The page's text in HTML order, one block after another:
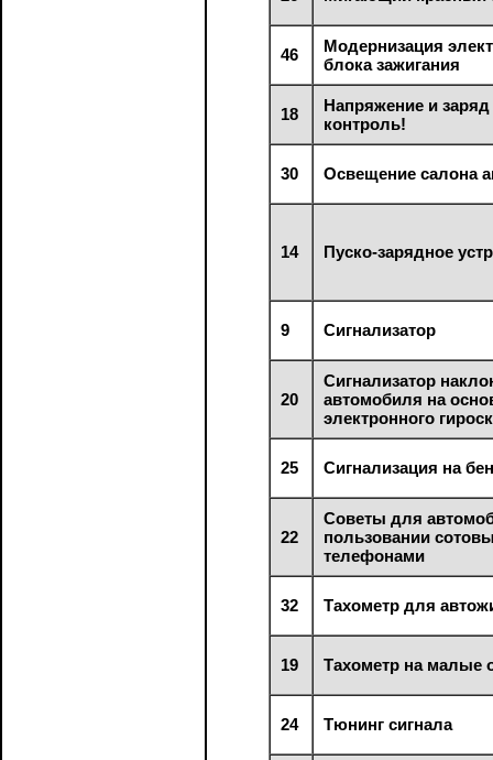
46
Модернизация
блока зажигания
18
Напряжение и
контроль!
30 Освещение салона
14 Пуско-зарядное
9 Сигнализатор
20
Сигнализатор
автомобиля на
электронного
25 Сигнализация на
22
Советы для
пользовании
телефонами
32 Тахометр для
19 Тахометр на малые
24 Тюнинг сигнала